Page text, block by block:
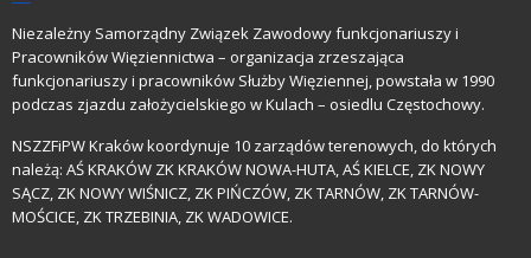
Niezależny Samorządny Związek Zawodowy funkcjonariuszy i
Pracowników Więziennictwa – organizacja zrzeszająca
funkcjonariuszy i pracowników Służby Więziennej, powstała w 1990
podczas zjazdu założycielskiego w Kulach – osiedlu Częstochowy.
NSZZFiPW Kraków koordynuje 10 zarządów terenowych, do których
należą: AŚ KRAKÓW ZK KRAKÓW NOWA-HUTA, AŚ KIELCE, ZK NOWY
SĄCZ, ZK NOWY WIŚNICZ, ZK PIŃCZÓW, ZK TARNÓW, ZK TARNÓW-
MOŚCICE, ZK TRZEBINIA, ZK WADOWICE.